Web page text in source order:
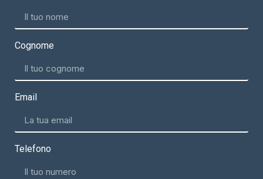
Cognome
Email
Telefono